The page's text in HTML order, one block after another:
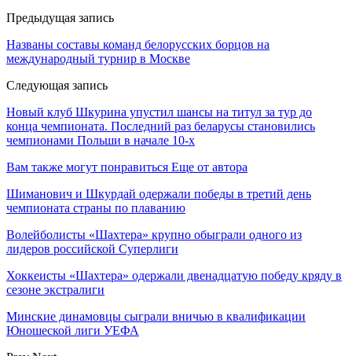
Предыдущая запись
Названы составы команд белорусских борцов на
международный турнир в Москве
Следующая запись
Новый клуб Шкурина упустил шансы на титул за тур до
конца чемпионата. Последний раз беларусы становились
чемпионами Польши в начале 10-х
Вам также могут понравиться Еще от автора
Шиманович и Шкурдай одержали победы в третий день
чемпионата страны по плаванию
Волейболисты «Шахтера» крупно обыграли одного из
лидеров российской Суперлиги
Хоккеисты «Шахтера» одержали двенадцатую победу кряду в
сезоне экстралиги
Минские динамовцы сыграли вничью в квалификации
Юношеской лиги УЕФА